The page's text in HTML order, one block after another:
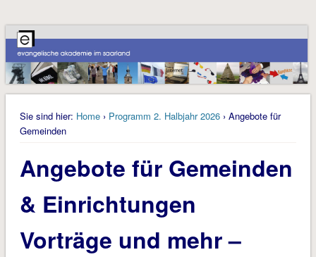
Sie sind hier: Home› Programm 2. Halbjahr 2026› Angebote für
Gemeinden
Angebote für Gemeinden
& Einrichtungen
Vorträge und mehr –